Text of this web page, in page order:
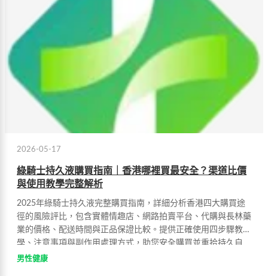
2026-05-17
綠騎士持久液購買指南｜香港哪裡買最安全？渠道比價
與使用教學完整解析
2025年綠騎士持久液完整購買指南，詳細分析香港四大購買途
徑的風險評比，包含實體情趣店、網路拍賣平台、代購與長林藥
業的價格、配送時間與正品保證比較。提供正確使用四步驟教
學、注意事項與副作用處理方式，助您安全購買並重拾持久自
信。
男性健康